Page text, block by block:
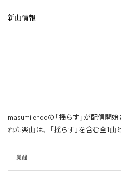
新曲情報
masumi endoの「揺らす」が配信開
れた楽曲は、「揺らす」を含む全1曲
覚醒